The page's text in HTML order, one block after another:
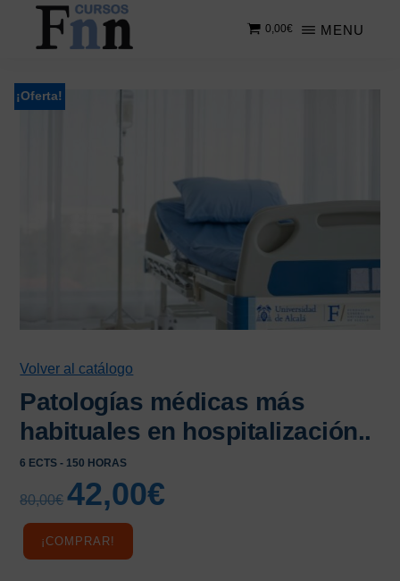
Saltar
contenido
Saltar
lateral
FNN
en
cursos
MENU
0,00€
¡Oferta!
Volver al catálogo
Patologías médicas más
habituales en hospitalización..
6 ECTS - 150 HORAS
80,00€
El
precio
42,00€
¡COMPRAR!